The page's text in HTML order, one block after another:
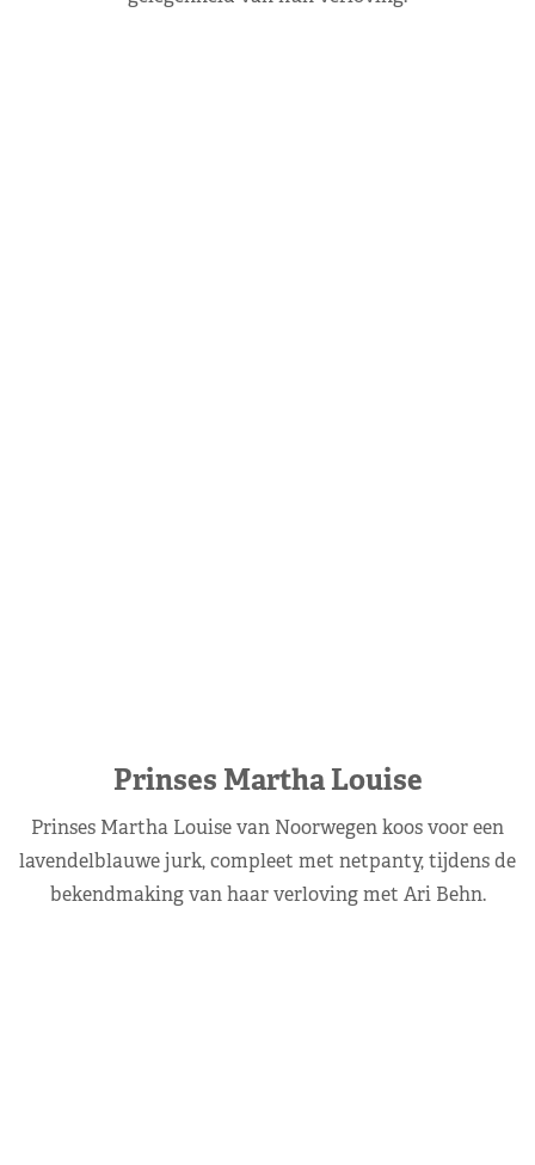
Prinses Martha Louise
Prinses Martha Louise van Noorwegen koos voor een
lavendelblauwe jurk, compleet met netpanty, tijdens de
bekendmaking van haar verloving met Ari Behn.